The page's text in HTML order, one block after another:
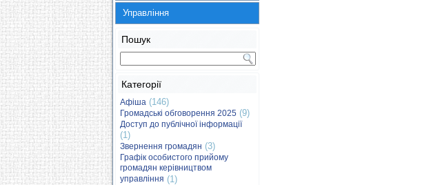
Управління
Пошук
Категорії
Афіша (146)
Громадські обговорення 2025 (9)
Доступ до публічної інформації
(1)
Звернення громадян (3)
Графік особистого прийому
громадян керівництвом
управління (1)